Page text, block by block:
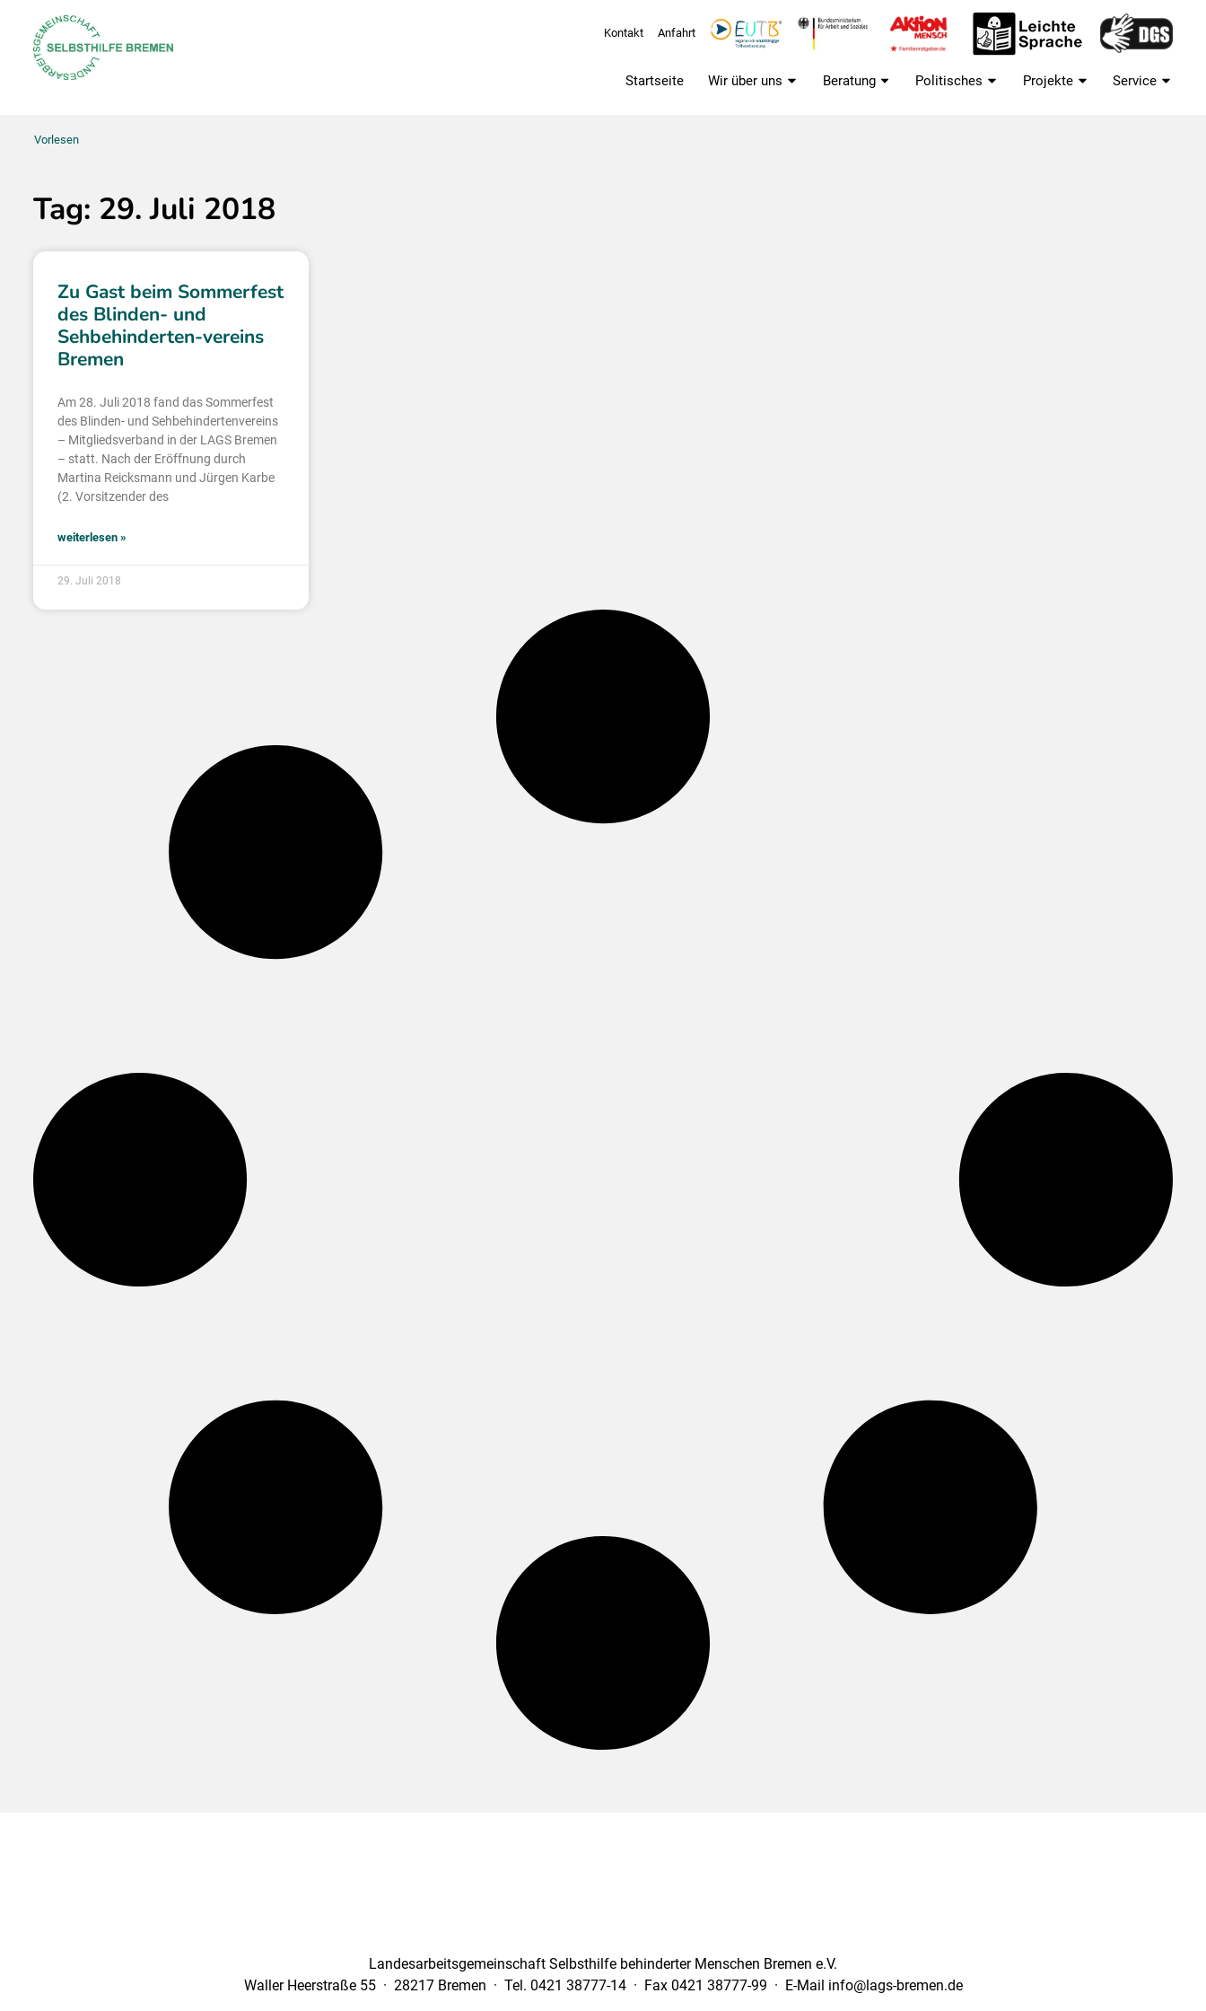
Kontakt Anfahrt
Startseite Wir über uns Beratung Politisches Projekte Service
Vorlesen
Tag: 29. Juli 2018
Zu Gast beim Sommerfest
des Blinden- und
Sehbehinderten-vereins
Bremen
Am 28. Juli 2018 fand das Sommerfest
des Blinden- und Sehbehindertenvereins
– Mitgliedsverband in der LAGS Bremen
– statt. Nach der Eröffnung durch
Martina Reicksmann und Jürgen Karbe
(2. Vorsitzender des
weiterlesen »
29. Juli 2018
Landesarbeitsgemeinschaft Selbsthilfe behinderter Menschen Bremen e.V.
Waller Heerstraße 55 · 28217 Bremen · Tel. 0421 38777-14 · Fax 0421 38777-99 · E-Mail info@lags-bremen.de